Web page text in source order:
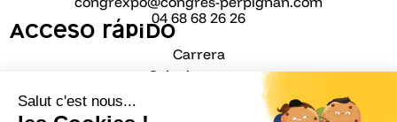
04 68 68 26 26
Acceso rápido
Carrera
Sala de prensa
Nuestros compromisos de RSC